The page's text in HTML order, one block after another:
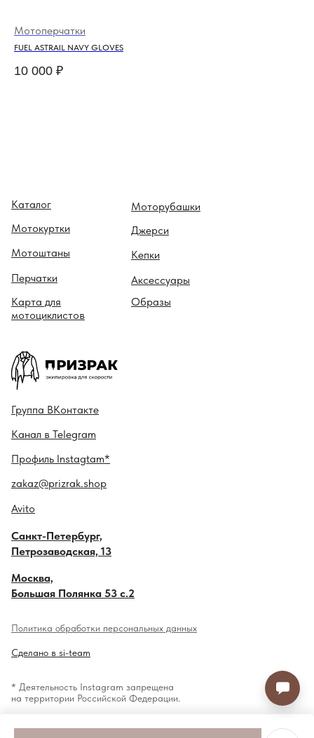
FUEL ASTRAIL NAVY GLOVES
Мотоперчатки
10 000 ₽
Политика обработки персональных данных
Сделано в si-team
Каталог
Мотокуртки
Мотоштаны
Перчатки
Карта для
мотоциклистов
Моторубашки
Образы
Джерси
Кепки
Аксессуары
Канал в Telegram
* Деятельность Instagram запрещена
на территории Российской Федерации.
Профиль Instagtam*
Гру ппа ВКонтакте
zakaz@prizrak.shop
Москва,
Большая Полянка 53 с.2
Санкт-Петербург,
Петрозаводская, 13
Avito